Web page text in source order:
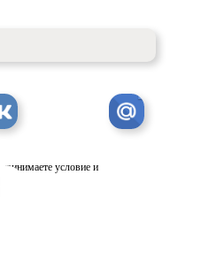
условие и